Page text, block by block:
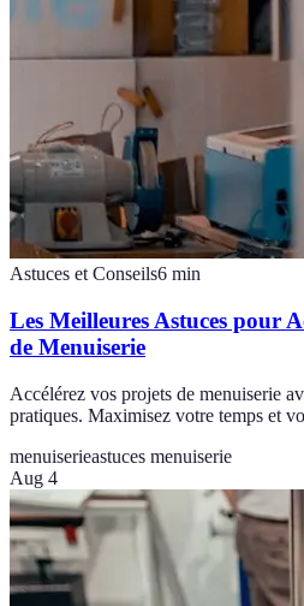
Astuces et Conseils6 min
Les Meilleures Astuces pour
de Menuiserie
Accélérez vos projets de menuiserie
pratiques. Maximisez votre temps et
menuiserieastuces menuiserie
Aug 4